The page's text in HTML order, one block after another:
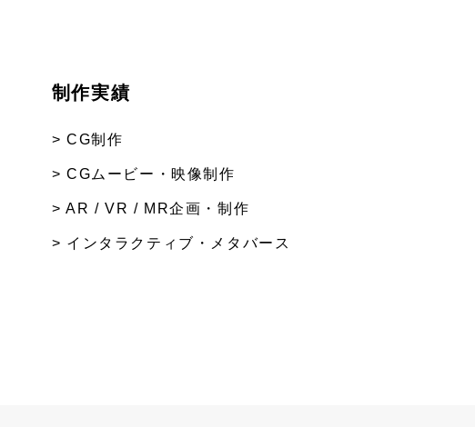
制作実績
> CG制作
> CGムービー・映像制作
> AR / VR / MR企画・制作
> インタラクティブ・メタバース